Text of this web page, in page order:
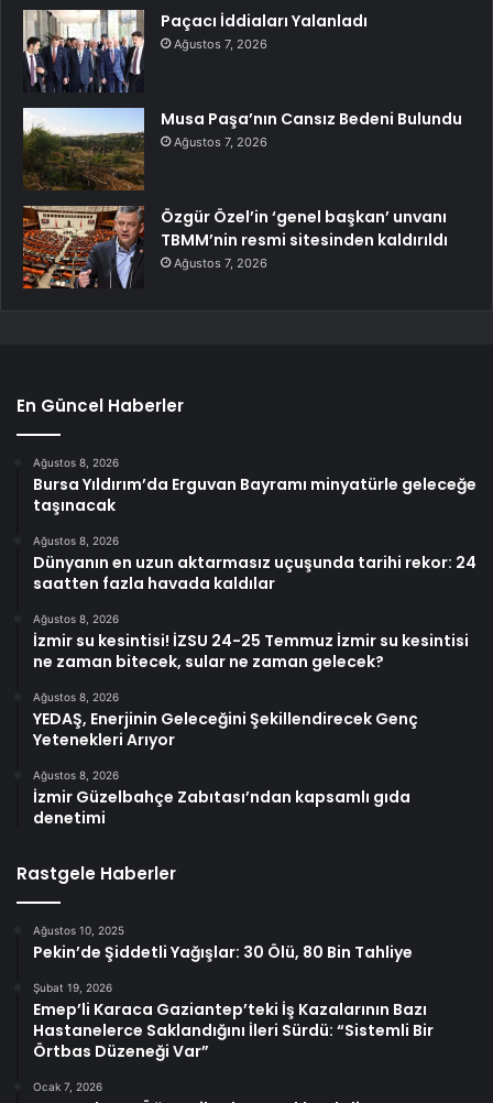
Paçacı İddiaları Yalanladı
Ağustos 7, 2026
Musa Paşa’nın Cansız Bedeni Bulundu
Ağustos 7, 2026
Özgür Özel’in ‘genel başkan’ unvanı
TBMM’nin resmi sitesinden kaldırıldı
Ağustos 7, 2026
En Güncel Haberler
Ağustos 8, 2026
Bursa Yıldırım’da Erguvan Bayramı minyatürle geleceğe
taşınacak
Ağustos 8, 2026
Dünyanın en uzun aktarmasız uçuşunda tarihi rekor: 24
saatten fazla havada kaldılar
Ağustos 8, 2026
İzmir su kesintisi! İZSU 24-25 Temmuz İzmir su kesintisi
ne zaman bitecek, sular ne zaman gelecek?
Ağustos 8, 2026
YEDAŞ, Enerjinin Geleceğini Şekillendirecek Genç
Yetenekleri Arıyor
Ağustos 8, 2026
İzmir Güzelbahçe Zabıtası’ndan kapsamlı gıda
denetimi
Rastgele Haberler
Ağustos 10, 2025
Pekin’de Şiddetli Yağışlar: 30 Ölü, 80 Bin Tahliye
Şubat 19, 2026
Emep’li Karaca Gaziantep’teki İş Kazalarının Bazı
Hastanelerce Saklandığını İleri Sürdü: “Sistemli Bir
Örtbas Düzeneği Var”
Ocak 7, 2026